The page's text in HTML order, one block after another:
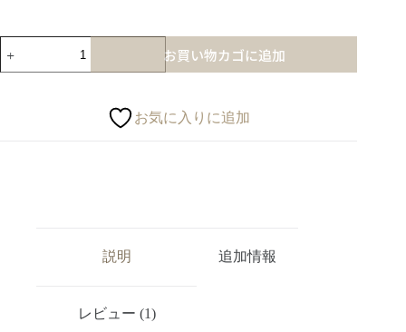
お買い物カゴに追加
お気に入りに追加
説明 追加情報
レビュー (1)